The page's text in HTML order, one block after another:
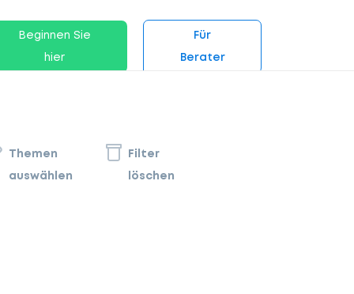
Beginnen Sie
hier
Für
Berater
Themen
auswählen
Filter
löschen